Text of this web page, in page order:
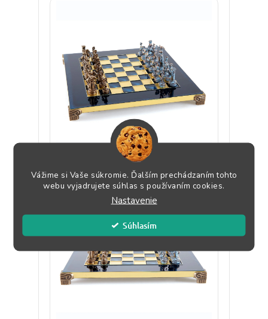
Vážime si Vaše súkromie. Ďalším prechádzaním tohto
webu vyjadrujete súhlas s používaním cookies.
Nastavenie
Súhlasím